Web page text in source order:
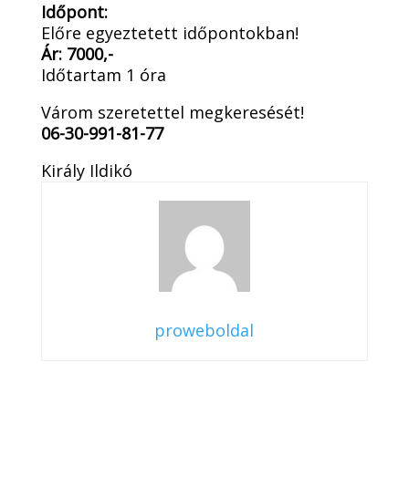
Időpont:
Előre egyeztetett időpontokban!
Ár: 7000,-
Időtartam 1 óra
Várom szeretettel megkeresését!
06-30-991-81-77
Király Ildikó
proweboldal